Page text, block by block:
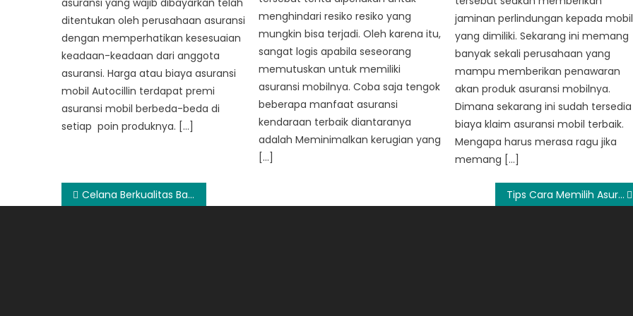
ditentukan oleh perusahaan asuransi
dengan memperhatikan kesesuaian
keadaan-keadaan dari anggota
asuransi. Harga atau biaya asuransi
mobil Autocillin terdapat premi
asuransi mobil berbeda-beda di
setiap poin produknya. […]
menghindari resiko resiko yang
mungkin bisa terjadi. Oleh karena itu,
sangat logis apabila seseorang
memutuskan untuk memiliki
asuransi mobilnya. Coba saja tengok
beberapa manfaat asuransi
kendaraan terbaik diantaranya
adalah Meminimalkan kerugian yang
[…]
jaminan perlindungan kepada mobil
yang dimiliki. Sekarang ini memang
banyak sekali perusahaan yang
mampu memberikan penawaran
akan produk asuransi mobilnya.
Dimana sekarang ini sudah tersedia
biaya klaim asuransi mobil terbaik.
Mengapa harus merasa ragu jika
memang […]
Post
Celana Berkualitas Baik di 3Second Tips Cara Memilih Asuransi Mobil